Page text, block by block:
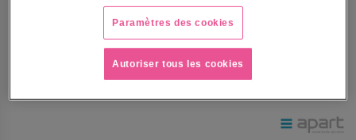
système d’attache ClickMount
Enfin, les câbles se font discrets grâce aux passages de
câbles et aux connections présentes sur le support
d’enceinte et non pas sur l’enceinte directement.
Voir le descriptif complet
Paramètres des cookies
Autoriser tous les cookies